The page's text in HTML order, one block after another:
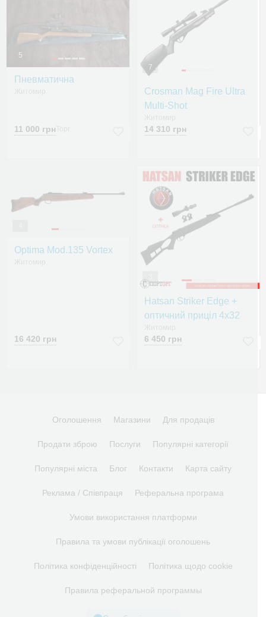
5
Пневматична
11 000 грн
7
Crosman Mag Fire Ultra
Multi-Shot
14 310 грн
Optima Mod.135 Vortex
16 420 грн
Hatsan Striker Edge +
оптичний приціл 4x32
6 450 грн
Оголошення Магазини Для продаців
Продати зброю Послуги Популярні категорії
Популярні міста Блог Контакти Карта сайту
Реклама / Співпраця Реферальна програма
Умови використання платформи
Правила та умови публікації оголошень
Політика конфіденційності Політика щодо cookie
Правила реферальной программы